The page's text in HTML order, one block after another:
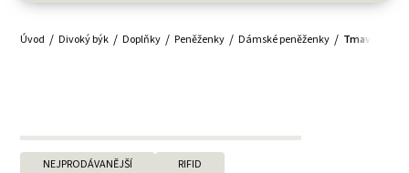
Úvod Divoký býk Doplňky Peněženky Dámské peněženky Tmavě
NEJPRODÁVANĚJŠÍ RIFID